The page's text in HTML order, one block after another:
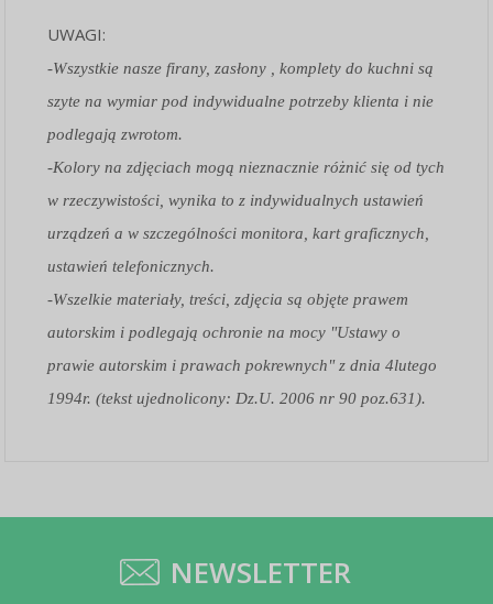
UWAGI:
-Wszystkie nasze firany, zasłony , komplety do kuchni są
szyte na wymiar pod indywidualne potrzeby klienta i nie
podlegają zwrotom.
-Kolory na zdjęciach mogą nieznacznie różnić się od tych
w rzeczywistości, wynika to z indywidualnych ustawień
urządzeń a w szczególności monitora, kart graficznych,
ustawień telefonicznych.
-Wszelkie materiały, treści, zdjęcia są objęte prawem
autorskim i podlegają ochronie na mocy "Ustawy o
prawie autorskim i prawach pokrewnych" z dnia 4lutego
1994r. (tekst ujednolicony: Dz.U. 2006 nr 90 poz.631).
NEWSLETTER